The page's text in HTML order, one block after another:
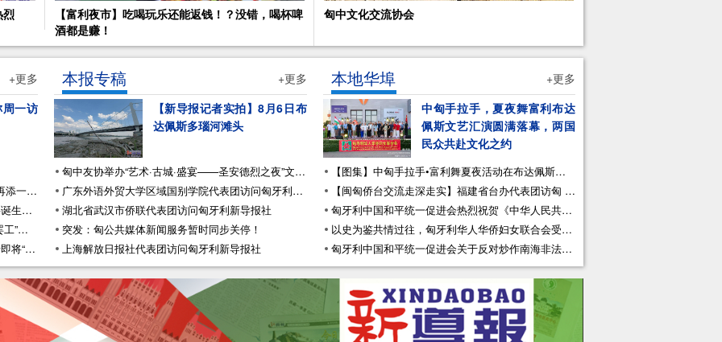
烈
【富利夜市】吃喝玩乐还能返钱！？没错，喝杯啤
酒都是赚！
匈中文化交流协会
+更多
一访
【2月8日】匈新增确诊7053例丨冬奥谷爱凌再添一金丨民航局发出五份熔断指令丨接种完三针疫苗若仍被感染，大概率是奥密克戎
【2月7日】匈新增确诊33716例丨匈牙利或将诞生首位女总统丨新型的传染性更强的变种毒株已在匈出现
【2月4日】匈新增确诊16435例丨加油站要“罢工”丨房价又涨啦丨出租司机要求提高计价费用
【2月3日】匈新增确诊17894例丨第五波疫情即将“登顶”丨齐大愚大使出席匈中双语学校“中国大使奖学金”颁奖仪式暨春节联欢会线上活动
本报专稿
+更多
【新导报记者实拍】8月6日布
达佩斯多瑙河滩头
匈中友协举办“艺术·古城·盛宴——圣安德烈之夜”文化美食之旅活动
广东外语外贸大学区域国别学院代表团访问匈牙利新导报社
湖北省武汉市侨联代表团访问匈牙利新导报社
突发：匈公共媒体新闻服务暂时同步关停！
上海解放日报社代表团访问匈牙利新导报社
本地华埠
+更多
中匈手拉手，夏夜舞富利布达
佩斯文艺汇演圆满落幕，两国
民众共赴文化之约
【图集】中匈手拉手•富利舞夏夜活动在布达佩斯富利广场盛大举行
【闽匈侨台交流走深走实】福建省台办代表团访匈 与匈牙利福建华人华侨工商业联合会座谈联谊
匈牙利中国和平统一促进会热烈祝贺《中华人民共和国民族团结进步促进法》正式施行
以史为鉴共情过往，匈牙利华人华侨妇女联合会受邀参观《砖石与记忆》主题历史展览，感悟跨越国界的人文温情
匈牙利中国和平统一促进会关于反对炒作南海非法仲裁裁决十周年的严正声明